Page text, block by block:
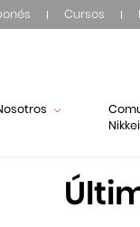
Cursos
Nikkei